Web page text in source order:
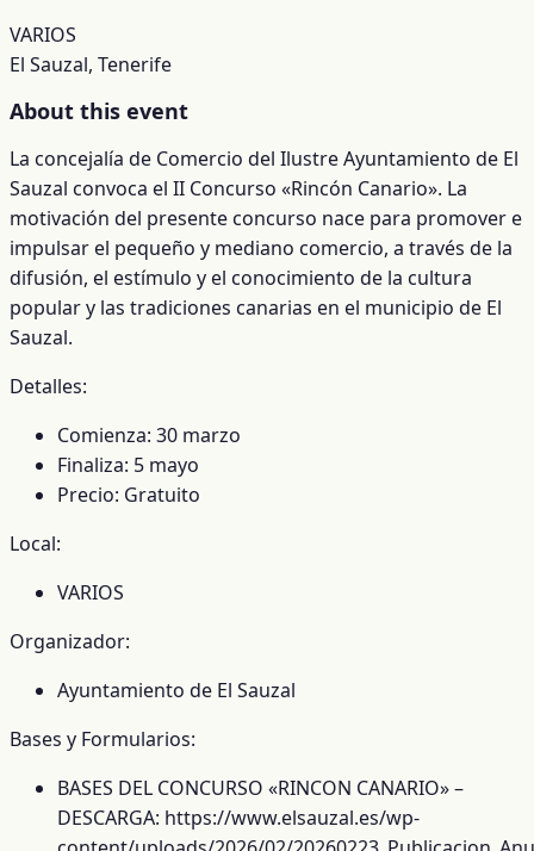
VARIOS
El Sauzal, Tenerife
About this event
La concejalía de Comercio del Ilustre Ayuntamiento de El
Sauzal convoca el II Concurso «Rincón Canario». La
motivación del presente concurso nace para promover e
impulsar el pequeño y mediano comercio, a través de la
difusión, el estímulo y el conocimiento de la cultura
popular y las tradiciones canarias en el municipio de El
Sauzal.
Detalles:
Comienza: 30 marzo
Finaliza: 5 mayo
Precio: Gratuito
Local:
VARIOS
Organizador:
Ayuntamiento de El Sauzal
Bases y Formularios:
BASES DEL CONCURSO «RINCON CANARIO» –
DESCARGA: https://www.elsauzal.es/wp-